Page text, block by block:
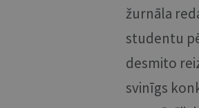
žurnāla
studentu
desmito
svinīgs